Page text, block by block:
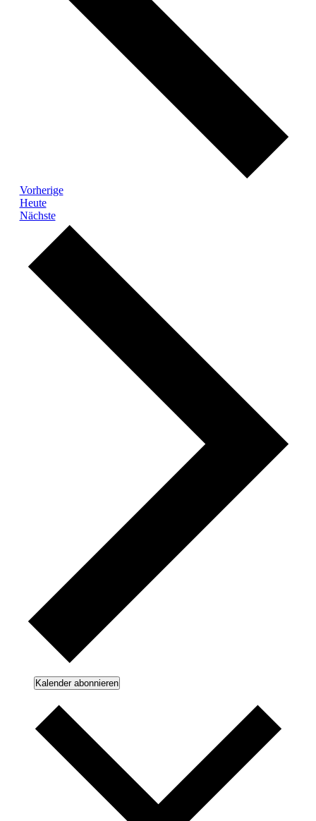
VorherigeVeranstaltungen
Heute
NächsteVeranstaltungen
Kalender abonnieren